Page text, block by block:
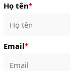
Họ tên*
Email*